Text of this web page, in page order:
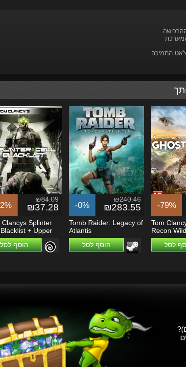
התמיכה
₪84.09
₪37.28
Clancys Splinter
+ Upper
DLC
הוסף לסל
-0%
₪240.46
₪283.55
Tomb Raider: Legacy of
Atlantis
הוסף לסל
-79%
Tom
Recon
[EU/RoW]
לסל